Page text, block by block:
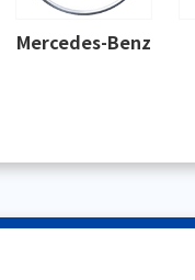
Mercedes-Benz